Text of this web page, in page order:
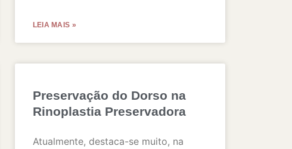
LEIA MAIS »
Preservação do Dorso na
Rinoplastia Preservadora
Atualmente, destaca-se muito, na